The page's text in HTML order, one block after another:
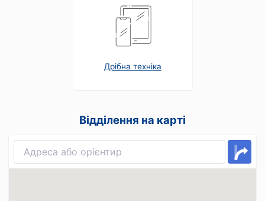
Дрібна техніка
Відділення на карті